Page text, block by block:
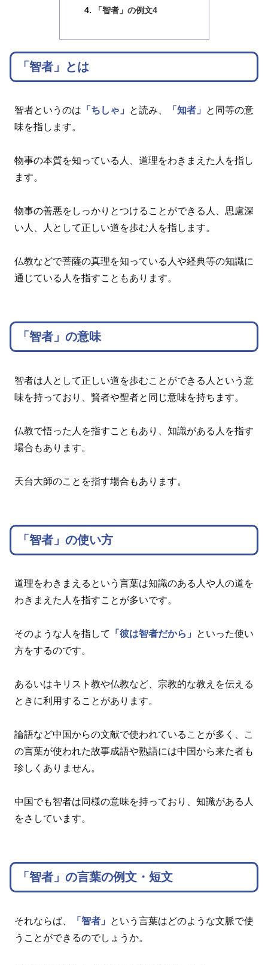
「智者」の例文4
「智者」とは
智者というのは 「ちしゃ」 と読み、 「知者」
と同等の意
味を指します。
物事の本質を知っている人、道理をわきまえた人を指し
ます。
物事の善悪をしっかりとつけることができる人、思慮深
い人、人として正しい道を歩む人を指します。
仏教などで菩薩の真理を知っている人や経典等の知識に
通じている人を指すこともあります。
「智者」の意味
智者は人として正しい道を歩むことができる人という意
味を持っており、賢者や聖者と同じ意味を持ちます。
仏教で悟った人を指すこともあり、知識がある人を指す
場合もあります。
天台大師のことを指す場合もあります。
「智者」の使い方
道理をわきまえるという言葉は知識のある人や人の道を
わきまえた人を指すことが多いです。
そのような人を指して 「彼は智者だから」
といった使い
方をするのです。
あるいはキリスト教や仏教など、宗教的な教えを伝える
ときに利用することがあります。
論語など中国からの文献で使われていることが多く、こ
の言葉が使われた故事成語や熟語には中国から来た者も
珍しくありません。
中国でも智者は同様の意味を持っており、知識がある人
をさしています。
「智者」の言葉の例文・短文
それならば、 「智者」
という言葉はどのような文脈で使
うことができるのでしょうか。